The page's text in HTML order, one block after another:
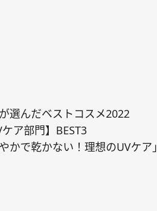
選んだベストコスメ2022
ケア部門】BEST3
やかで乾かない！理想のUVケア」